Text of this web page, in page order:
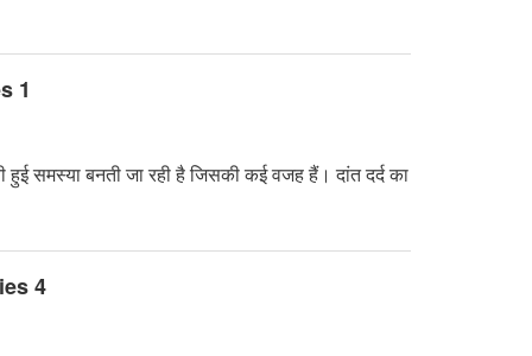
1
समस्या बनती जा रही है जिसकी कई वजह हैं। दांत दर्द का
4